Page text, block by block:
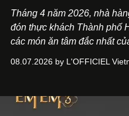
Tháng 4 năm 2026, nhà
đón thực khách Thành phố
các món ăn tâm đắc nhất
món ăn đa dạng từ Á đến
mang đến niềm vui cho
08.07.2026 by L'OFFICIEL